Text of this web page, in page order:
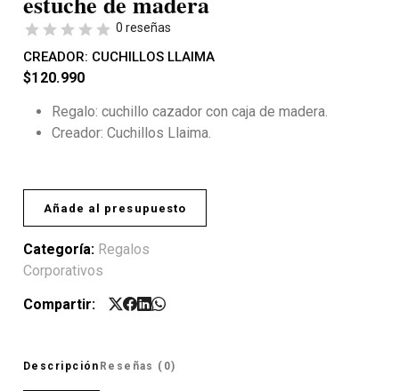
0 reseñas
CREADOR: CUCHILLOS LLAIMA
$120.990
Regalo: cuchillo cazador con caja de madera.
Creador: Cuchillos Llaima.
Añade al presupuesto
Categoría: Regalos
Corporativos
Compartir:
Descripción Reseñas (0)